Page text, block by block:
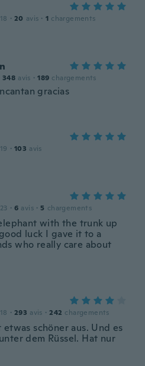
· 20 avis · 1 chargements
348 avis · 189 chargements
gracias
· 103 avis
· 6 avis · 5 chargements
with the trunk up
luck I gave it to a
who really care about
· 293 avis · 242 chargements
schöner aus. Und es
dem Rüssel. Hat nur